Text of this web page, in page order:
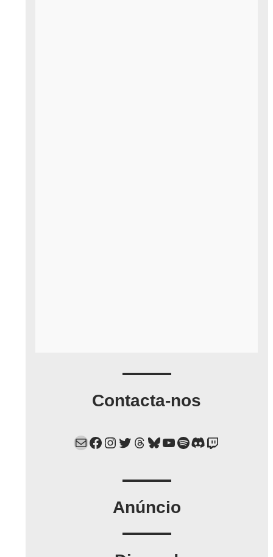
Contacta-nos
Mail Facebook Instagram Twitter Threads Bluesky YouTube Spotify Discord Twitch
Anúncio